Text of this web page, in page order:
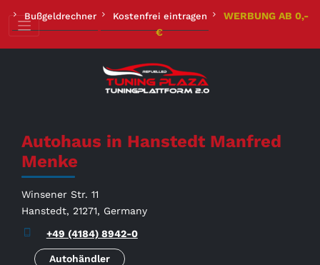
Inhalt
springen
Bußgeldrechner Kostenfrei eintragen
WERBUNG AB 0,-
€
Autohaus in Hanstedt Manfred
Menke
Winsener Str. 11
Hanstedt, 21271, Germany
+49 (4184) 8942-0
Autohändler